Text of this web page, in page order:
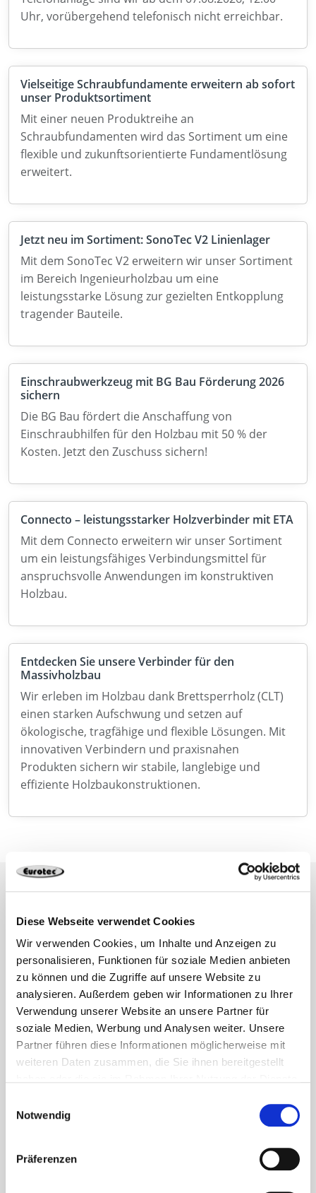
Diese Webseite verwendet Cookies
Wir verwenden Cookies, um Inhalte und Anzeigen zu
personalisieren, Funktionen für soziale Medien anbieten
zu können und die Zugriffe auf unsere Website zu
analysieren. Außerdem geben wir Informationen zu Ihrer
Verwendung unserer Website an unsere Partner für
soziale Medien, Werbung und Analysen weiter. Unsere
Partner führen diese Informationen möglicherweise mit
weiteren Daten zusammen, die Sie ihnen bereitgestellt
Notwendig
Präferenzen
Uhr, vorübergehend telefonisch nicht erreichbar.
Vielseitige Schraubfundamente erweitern ab sofort
unser Produktsortiment
Mit einer neuen Produktreihe an
Schraubfundamenten wird das Sortiment um eine
flexible und zukunftsorientierte Fundamentlösung
erweitert.
Jetzt neu im Sortiment: SonoTec V2 Linienlager
Mit dem SonoTec V2 erweitern wir unser Sortiment
im Bereich Ingenieurholzbau um eine
leistungsstarke Lösung zur gezielten Entkopplung
tragender Bauteile.
Einschraubwerkzeug mit BG Bau Förderung 2026
sichern
Die BG Bau fördert die Anschaffung von
Einschraubhilfen für den Holzbau mit 50 % der
Kosten. Jetzt den Zuschuss sichern!
Connecto – leistungsstarker Holzverbinder mit ETA
Mit dem Connecto erweitern wir unser Sortiment
um ein leistungsfähiges Verbindungsmittel für
anspruchsvolle Anwendungen im konstruktiven
Holzbau.
Entdecken Sie unsere Verbinder für den
Massivholzbau
Wir erleben im Holzbau dank Brettsperrholz (CLT)
einen starken Aufschwung und setzen auf
ökologische, tragfähige und flexible Lösungen. Mit
innovativen Verbindern und praxisnahen
Produkten sichern wir stabile, langlebige und
effiziente Holzbaukonstruktionen.
Newsletter
Nie wieder Neuigkeiten und Informationen
rund um Eurotec verpassen
(Mehrfachauswahl möglich)